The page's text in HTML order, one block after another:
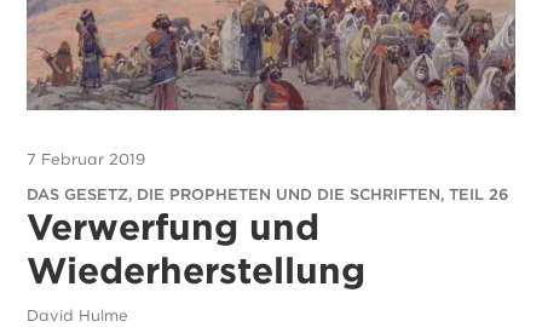
7 Februar 2019
DAS GESETZ, DIE PROPHETEN UND DIE SCHRIFTEN, TEIL 26
Verwerfung und
Wiederherstellung
David Hulme